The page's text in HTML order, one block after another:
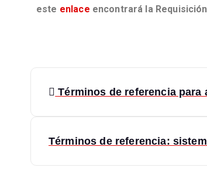
este enlace encontrará la
Términos de referencia
Términos de referencia: